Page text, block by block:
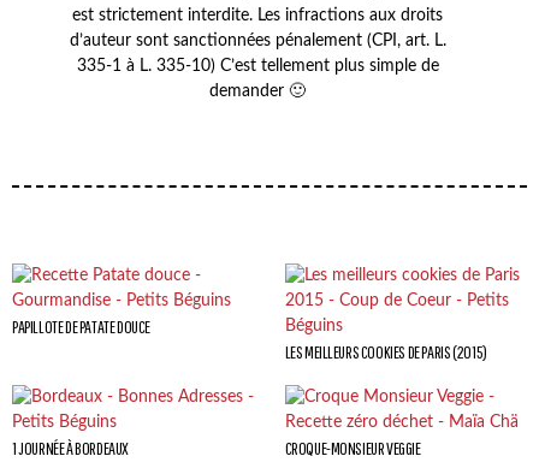
est strictement interdite. Les infractions aux droits
d’auteur sont sanctionnées pénalement (CPI, art. L.
335-1 à L. 335-10) C’est tellement plus simple de
demander 🙂
PAPILLOTE DE PATATE DOUCE
LES MEILLEURS COOKIES DE PARIS (2015)
1 JOURNÉE À BORDEAUX CROQUE-MONSIEUR VEGGIE